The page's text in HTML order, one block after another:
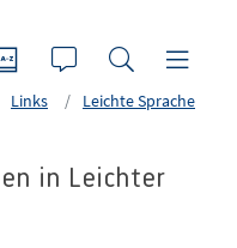
Links Leichte Sprache
in Leichter